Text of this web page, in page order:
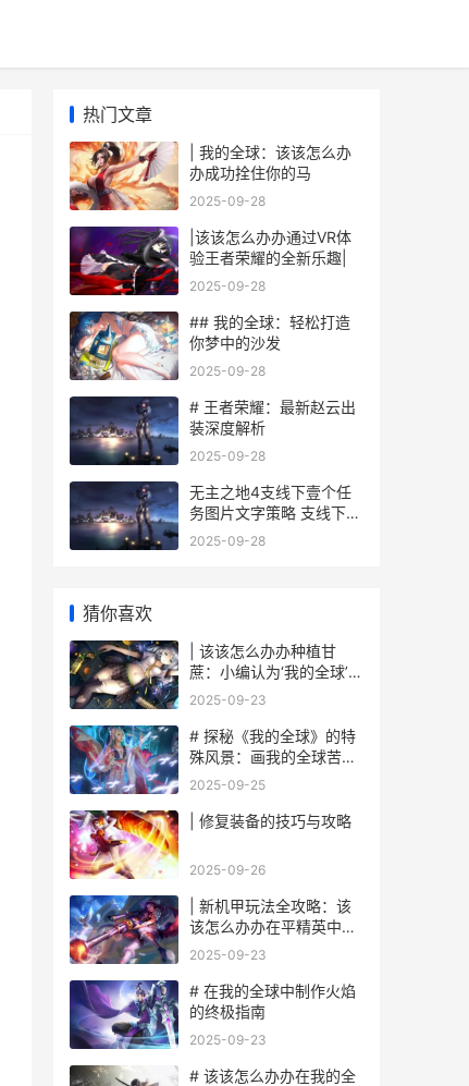
热门文章
| 我的全球：该该怎么办
办成功拴住你的马
2025-09-28
|该该怎么办办通过VR体
验王者荣耀的全新乐趣|
2025-09-28
## 我的全球：轻松打造
你梦中的沙发
2025-09-28
# 王者荣耀：最新赵云出
装深度解析
2025-09-28
无主之地4支线下壹个任
务图片文字策略 支线下壹
个任务如何做 无主之地4
2025-09-28
猜你喜欢
| 该该怎么办办种植甘
蔗：小编认为‘我的全球’里
面迈向甜蜜之旅
2025-09-23
# 探秘《我的全球》的特
殊风景：画我的全球苦力
怕
2025-09-25
| 修复装备的技巧与攻略
2025-09-26
| 新机甲玩法全攻略：该
该怎么办办在平精英中战
无不胜
2025-09-23
# 在我的全球中制作火焰
的终极指南
2025-09-23
# 该该怎么办办在我的全